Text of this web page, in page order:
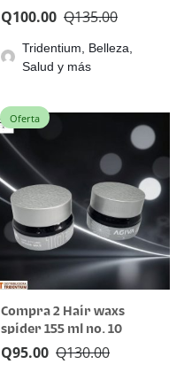
Q135.00
Q100.00
Tridentium, Belleza,
Salud y más
Oferta
Compra 2 Hair waxs
spider 155 ml no. 10
Q130.00
Q95.00